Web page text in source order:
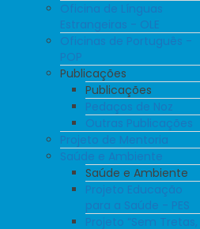
Oficina de Línguas
Estrangeiras - OLE
Oficinas de Português -
POP
Publicações
Publicações
Pedaços de Noz
Outras Publicações
Projeto de Mentoria
Saúde e Ambiente
Saúde e Ambiente
Projeto Educação
para a Saúde - PES
Projeto “Sem Tretas,